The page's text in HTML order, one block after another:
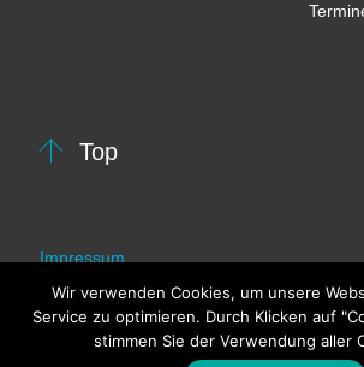
 Top
Impressum
Datenschutz
Wir verwenden Cookies, um unsere
Service zu optimieren. Durch Klicken auf
stimmen Sie der Verwendung aller